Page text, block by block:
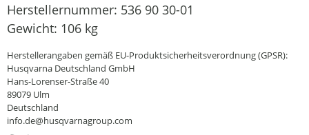
Herstellernummer: 536 90 30-01
Gewicht: 106 kg
Herstellerangaben gemäß EU-Produktsicherheitsverordnung (GPSR):
Husqvarna Deutschland GmbH
Hans-Lorenser-Straße 40
89079 Ulm
Deutschland
info.de@husqvarnagroup.com